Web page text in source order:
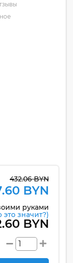
432.06 BYN
BYN
руками
это значит?)
BYN